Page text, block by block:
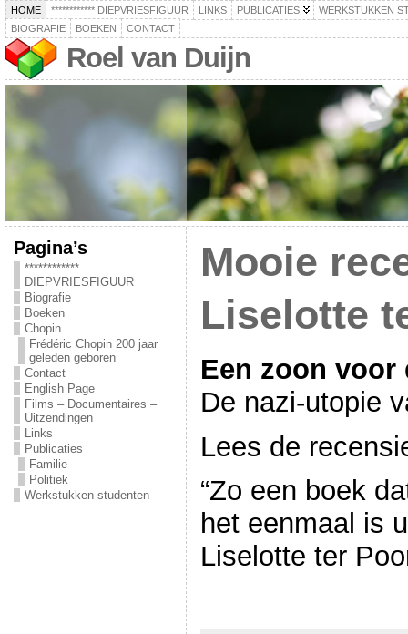
HOME ************ DIEPVRIESFIGUUR LINKS PUBLICATIES
WERKSTUKKEN
BIOGRAFIE
BOEKEN CONTACT
Roel van Duijn
Pagina’s
************
DIEPVRIESFIGUUR
Biografie
Boeken
Chopin
Frédéric Chopin 200 jaar
geleden geboren
Contact
English Page
Films – Documentaires –
Uitzendingen
Links
Publicaties
Familie
Politiek
Werkstukken studenten
Mooie
Liselotte
Een zoon voor
De nazi-utopie
Lees de
“Zo een boek
het eenmaal is
Liselotte ter